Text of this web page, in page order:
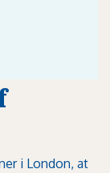
i London, at